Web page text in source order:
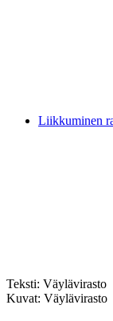
Liikkuminen
Teksti: Väylävirasto
Kuvat: Väylävirasto